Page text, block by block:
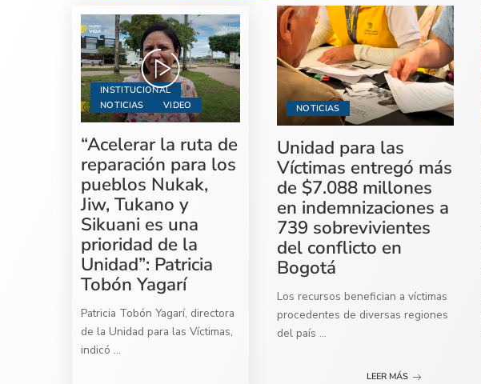
INSTITUCIONAL
NOTICIAS
VIDEO
“Acelerar la ruta de
reparación para los
pueblos Nukak,
Jiw, Tukano y
Sikuani es una
prioridad de la
Unidad”: Patricia
Tobón Yagarí
Patricia Tobón Yagarí, directora
de la Unidad para las Víctimas,
indicó ...
NOTICIAS
Unidad para las
Víctimas entregó más
de $7.088 millones
en indemnizaciones a
739 sobrevivientes
del conflicto en
Bogotá
Los recursos benefician a víctimas
procedentes de diversas regiones
del país ...
LEER MÁS